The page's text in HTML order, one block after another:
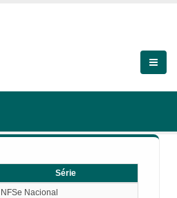
Série
Série
NFSe Nacional